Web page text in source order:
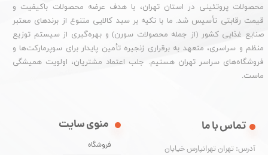
محصولات پروتئینی در استان تهران، با هدف عرضه محصولات باکیفیت و
قیمت رقابتی تأسیس شد. ما با تکیه بر سبد کالایی متنوع از برندهای معتبر
صنایع غذایی کشور (از جمله محصولات سورن) و بهره‌گیری از سیستم توزیع
منظم و سراسری، متعهد به برقراری زنجیره تأمین پایدار برای سوپرمارکت‌ها و
فروشگاه‌های سراسر تهران هستیم. جلب اعتماد مشتریان، اولویت همیشگی
ماست.
منوی سایت
فروشگاه
تماس با ما
آدرس: تهران تهرانپارس خیابان